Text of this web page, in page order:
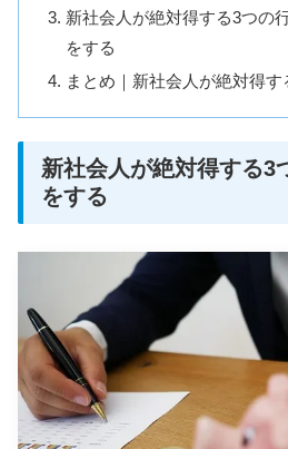
新社会人が絶対得する3つの
をする
まとめ｜新社会人が絶対得す
新社会人が絶対得する
をする